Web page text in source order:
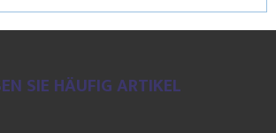
SIE HÄUFIG ARTIKEL